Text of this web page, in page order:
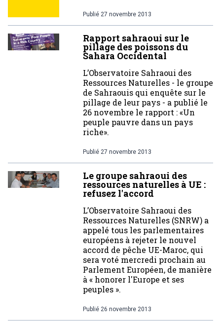
Publié 27 novembre 2013
Rapport sahraoui sur le
pillage des poissons du
Sahara Occidental
L’Observatoire Sahraoui des
Ressources Naturelles - le groupe
de Sahraouis qui enquête sur le
pillage de leur pays - a publié le
26 novembre le rapport : «Un
peuple pauvre dans un pays
riche».
Publié 27 novembre 2013
Le groupe sahraoui des
ressources naturelles à UE :
refusez l'accord
L’Observatoire Sahraoui des
Ressources Naturelles (SNRW) a
appelé tous les parlementaires
européens à rejeter le nouvel
accord de pêche UE-Maroc, qui
sera voté mercredi prochain au
Parlement Européen, de manière
à « honorer l'Europe et ses
peuples ».
Publié 26 novembre 2013